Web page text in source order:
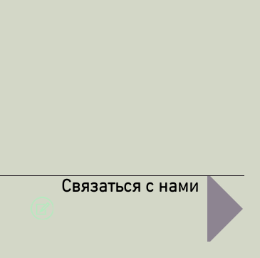
Связаться с нами